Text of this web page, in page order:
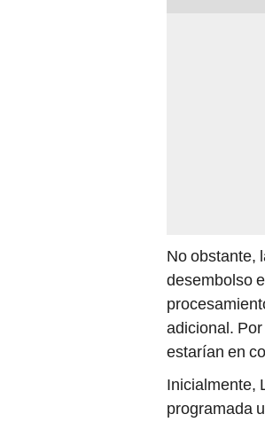
No obstante,
desembolso
adicional.
estarían en
Inicialmente,
programada